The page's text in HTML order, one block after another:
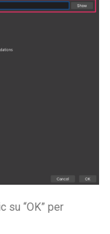
su “OK” per